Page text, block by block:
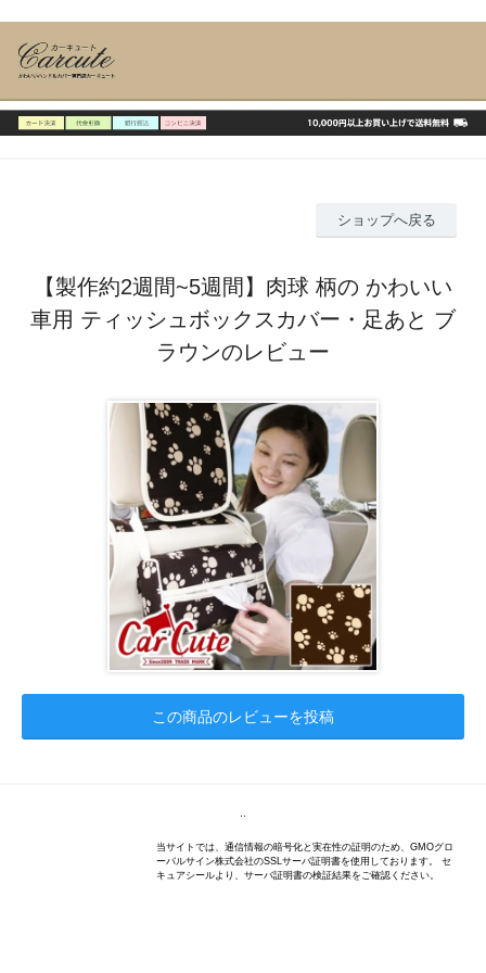
ショップへ戻る
【製作約2週間~5週間】肉球 柄の かわいい
車用 ティッシュボックスカバー・足あと ブ
ラウンのレビュー
この商品のレビューを投稿
..
当サイトでは、通信情報の暗号化と実在性の証明のため、GMOグロ
ーバルサイン株式会社のSSLサーバ証明書を使用しております。 セ
キュアシールより、サーバ証明書の検証結果をご確認ください。